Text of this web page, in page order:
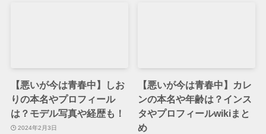
【悪いが今は青春中】しお
りの本名やプロフィール
は？モデル写真や経歴も！
2024年2月3日
【悪いが今は青春中】カレ
ンの本名や年齢は？インス
タやプロフィールwikiまと
め